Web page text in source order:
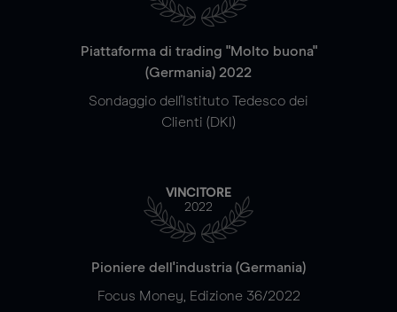
Piattaforma di trading "Molto buona"
(Germania) 2022
Sondaggio dell'Istituto Tedesco dei
Clienti (DKI)
VINCITORE
2022
Pioniere dell'industria (Germania)
Focus Money, Edizione 36/2022